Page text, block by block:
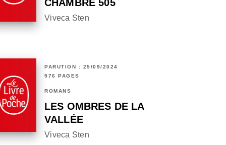
CHAMBRE 505
Viveca Sten
PARUTION : 25/09/2024
576 PAGES
ROMANS
LES OMBRES DE LA
VALLÉE
Viveca Sten